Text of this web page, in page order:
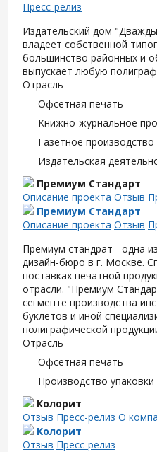
Пресс-релиз
Издательский дом
владеет собственной
большинство районных и
выпускает любую
Отрасль
Офсетная печать
Книжно-журнальное
Газетное производство
Издательская
Премиум Стандарт
Описание проекта Отзыв
Премиум Стандарт
Описание проекта Отзыв
Премиум стандрат - одна
дизайн-бюро в г. Москве.
поставках печатной
отрасли. "Премиум
сегменте производства
буклетов и иной
полиграфической
Отрасль
Офсетная печать
Производство упаковки
Колорит
Отзыв Пресс-релиз О
Колорит
Отзыв Пресс-релиз